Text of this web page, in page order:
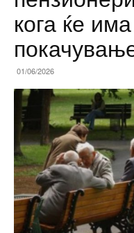
кога ќе
01/06/2026